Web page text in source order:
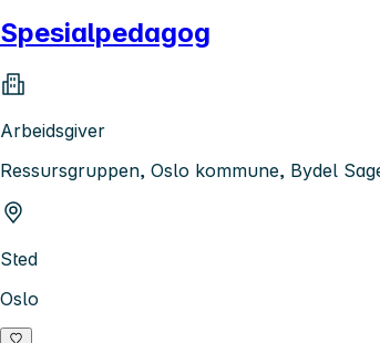
Spesialpedagog
Arbeidsgiver
Ressursgruppen, Oslo kommune, Bydel
Sted
Oslo